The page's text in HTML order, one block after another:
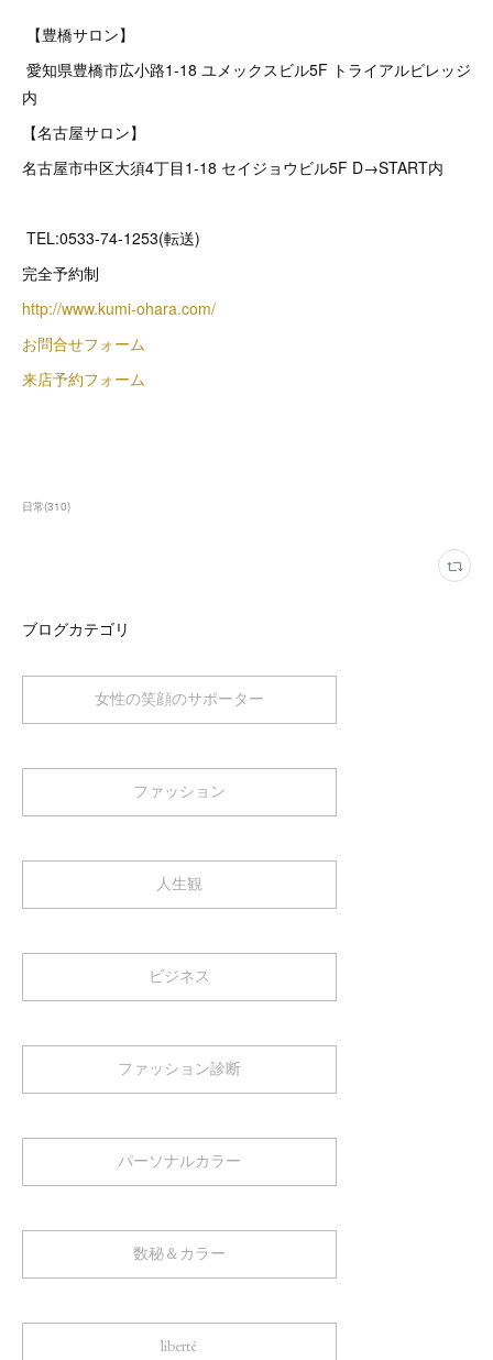
【豊橋サロン】
愛知県豊橋市広小路1-18 ユメックスビル5F トライアルビレッジ
内
【名古屋サロン】
名古屋市中区大須4丁目1-18 セイジョウビル5F D→START内
TEL:0533-74-1253(転送)
完全予約制
http://www.kumi-ohara.com/
お問合せフォーム
来店予約フォーム
日常(310)
ブログカテゴリ
女性の笑顔のサポーター
ファッション
人生観
ビジネス
ファッション診断
パーソナルカラー
数秘＆カラー
liberté